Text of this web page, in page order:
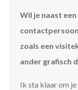
Wil je naast
zoals een
ander grafisch
Ik sta klaar om